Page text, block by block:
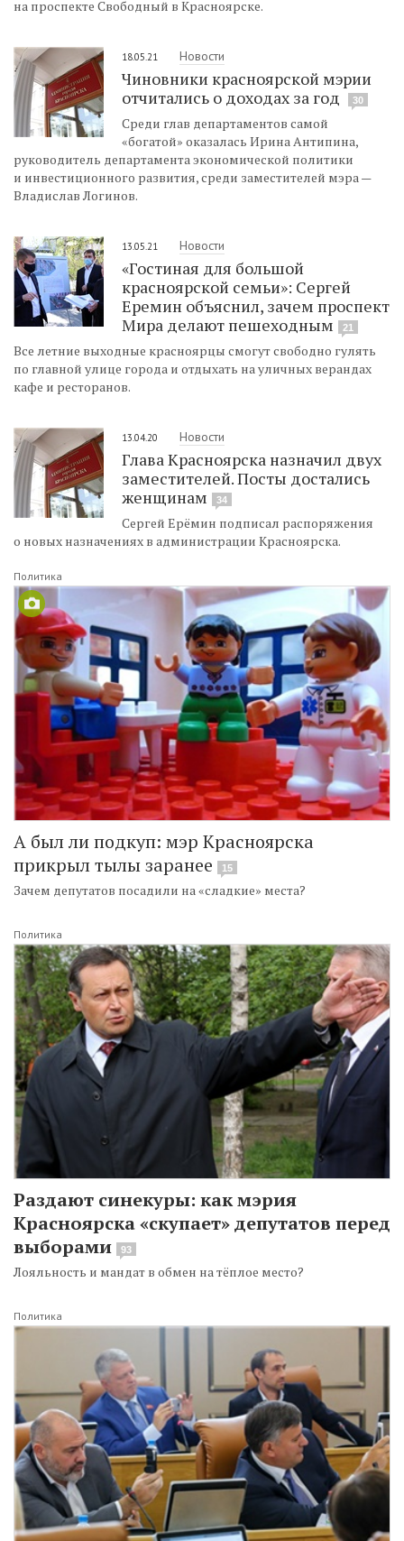
на проспекте Свободный в Красноярске.
18.05.21 Новости
Чиновники красноярской мэрии
отчитались о доходах за год
30
Среди глав департаментов самой
«богатой» оказалась Ирина Антипина,
руководитель департамента экономической политики
и инвестиционного развития, среди заместителей мэра —
Владислав Логинов.
13.05.21 Новости
«Гостиная для большой
красноярской семьи»: Сергей
Еремин объяснил, зачем проспект
Мира делают пешеходным
21
Все летние выходные красноярцы смогут свободно гулять
по главной улице города и отдыхать на уличных верандах
кафе и ресторанов.
13.04.20 Новости
Глава Красноярска назначил двух
заместителей. Посты достались
женщинам
34
Сергей Ерёмин подписал распоряжения
о новых назначениях в администрации Красноярска.
Политика
А был ли подкуп: мэр Красноярска
прикрыл тылы заранее
15
Зачем депутатов посадили на «сладкие» места?
Политика
Раздают синекуры: как мэрия
Красноярска «скупает» депутатов перед
выборами
93
Лояльность и мандат в обмен на тёплое место?
Политика